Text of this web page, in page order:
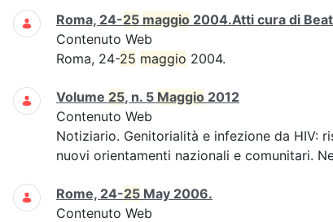
Ricerca
Roma, 24-25 maggio 2004.Atti cura di
Contenuto Web
Roma, 24-25 maggio 2004.
Volume 25, n. 5 Maggio 2012
Contenuto Web
Notiziario. Genitorialità e infezione da HIV:
nuovi orientamenti nazionali e comunitari.
Rome, 24-25 May 2006.
Contenuto Web